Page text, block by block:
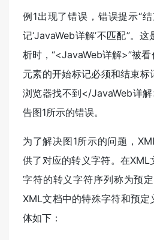
例1出现了错误，错误提示“结
记‘JavaWeb详解’不匹配”。
析时，“<JavaWeb详解>”被
元素的开始标记必须和结束标
浏览器找不到</JavaWeb详
告图1所示的错误。
为了解决图1所示的问题，
供了对应的转义字符。在
字符的转义字符序列称为预
XML文档中的特殊字符和预
体如下：